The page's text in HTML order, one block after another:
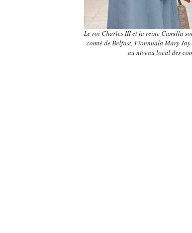
Le roi Charles III et la reine Camilla
comté de Belfast, Fionnuala Mary
au niveau local des